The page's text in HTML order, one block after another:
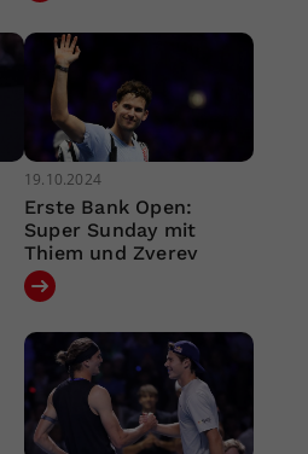
19.10.2024
Erste Bank Open:
Super Sunday mit
Thiem und Zverev